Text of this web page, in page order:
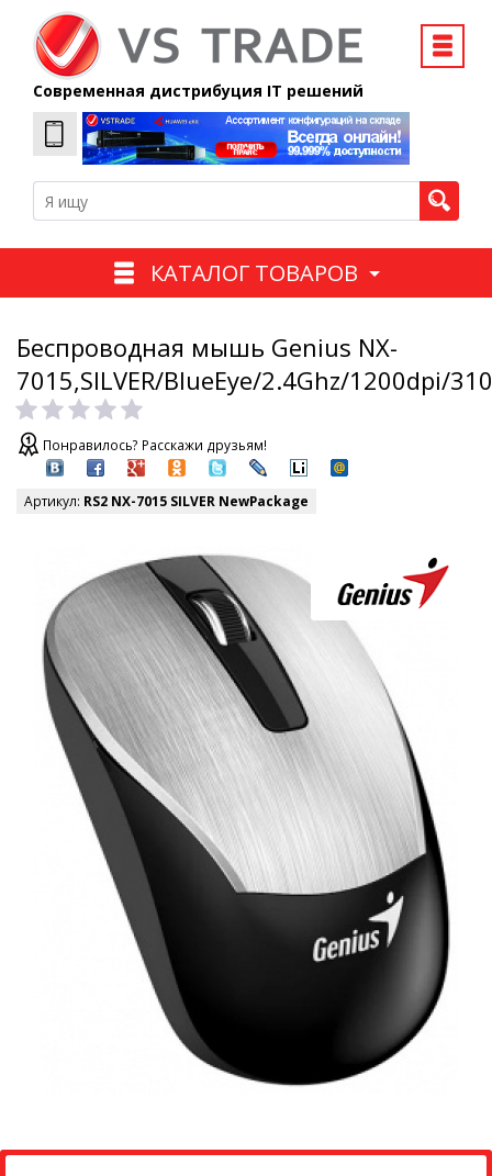
Современная дистрибуция IT решений
КАТАЛОГ ТОВАРОВ
Беспроводная мышь Genius NX-
7015,SILVER/BlueEye/2.4Ghz/1200dpi/
Понравилось? Расскажи друзьям!
Артикул: RS2 NX-7015 SILVER NewPackage